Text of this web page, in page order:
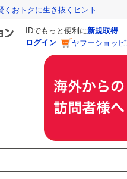
おトクに生き抜くヒント
IDでもっと便利に新規取得
ログイン
ヤフーショッ